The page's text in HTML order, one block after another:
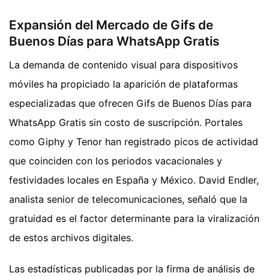
Expansión del Mercado de Gifs de
Buenos Días para WhatsApp Gratis
La demanda de contenido visual para dispositivos
móviles ha propiciado la aparición de plataformas
especializadas que ofrecen Gifs de Buenos Días para
WhatsApp Gratis sin costo de suscripción. Portales
como Giphy y Tenor han registrado picos de actividad
que coinciden con los periodos vacacionales y
festividades locales en España y México. David Endler,
analista senior de telecomunicaciones, señaló que la
gratuidad es el factor determinante para la viralización
de estos archivos digitales.
Las estadísticas publicadas por la firma de análisis de